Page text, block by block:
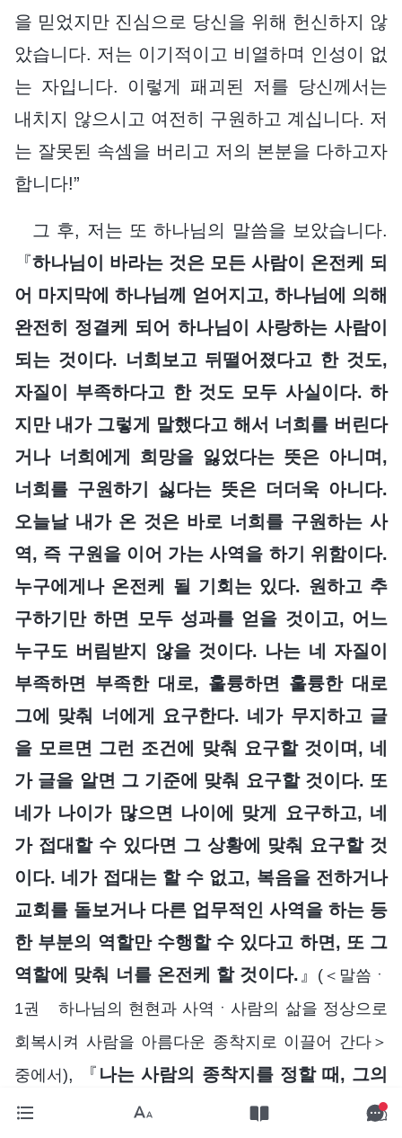
을 믿었지만 진심으로 당신을 위해 헌신하지 않
았습니다. 저는 이기적이고 비열하며 인성이 없
는 자입니다. 이렇게 패괴된 저를 당신께서는
내치지 않으시고 여전히 구원하고 계십니다. 저
는 잘못된 속셈을 버리고 저의 본분을 다하고자
합니다!”
그 후, 저는 또 하나님의 말씀을 보았습니다.
『하나님이 바라는 것은 모든 사람이 온전케 되
어 마지막에 하나님께 얻어지고, 하나님에 의해
완전히 정결케 되어 하나님이 사랑하는 사람이
되는 것이다. 너희보고 뒤떨어졌다고 한 것도,
자질이 부족하다고 한 것도 모두 사실이다. 하
지만 내가 그렇게 말했다고 해서 너희를 버린다
거나 너희에게 희망을 잃었다는 뜻은 아니며,
너희를 구원하기 싫다는 뜻은 더더욱 아니다.
오늘날 내가 온 것은 바로 너희를 구원하는 사
역, 즉 구원을 이어 가는 사역을 하기 위함이다.
누구에게나 온전케 될 기회는 있다. 원하고 추
구하기만 하면 모두 성과를 얻을 것이고, 어느
누구도 버림받지 않을 것이다. 나는 네 자질이
부족하면 부족한 대로, 훌륭하면 훌륭한 대로
그에 맞춰 너에게 요구한다. 네가 무지하고 글
을 모르면 그런 조건에 맞춰 요구할 것이며, 네
가 글을 알면 그 기준에 맞춰 요구할 것이다. 또
네가 나이가 많으면 나이에 맞게 요구하고, 네
가 접대할 수 있다면 그 상황에 맞춰 요구할 것
이다. 네가 접대는 할 수 없고, 복음을 전하거나
교회를 돌보거나 다른 업무적인 사역을 하는 등
한 부분의 역할만 수행할 수 있다고 하면, 또 그
역할에 맞춰 너를 온전케 할 것이다. 』 (＜말씀ㆍ
1권 하나님의 현현과 사역ㆍ사람의 삶을 정상으로
회복시켜 사람을 아름다운 종착지로 이끌어 간다＞
중에서), 『 나는 사람의 종착지를 정할 때, 그의
나이나 관록, 또는 그가 겪은 고난의 양을 보지